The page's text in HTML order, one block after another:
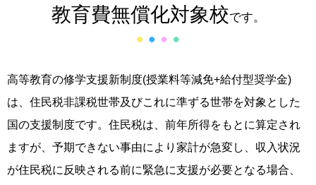
教育費無償化対象校です。
高等教育の修学支援新制度(授業料等減免+給付型奨学金)
は、住民税非課税世帯及びこれに準ずる世帯を対象とした
国の支援制度です。住民税は、前年所得をもとに算定され
ますが、予期できない事由により家計が急変し、収入状況
が住民税に反映される前に緊急に支援が必要となる場合、